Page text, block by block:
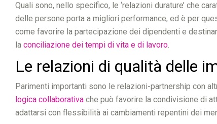
Quali sono, nello specifico, le ‘relazioni durature’ che
delle persone porta a migliori performance, ed è per
come favorire la partecipazione dei dipendenti e
la conciliazione dei tempi di vita e di lavoro.
Le relazioni di qualità delle
Parimenti importanti sono le relazioni-partnership con
logica collaborativa che può favorire la condivisione di
adattarsi con flessibilità ai cambiamenti repentini dei